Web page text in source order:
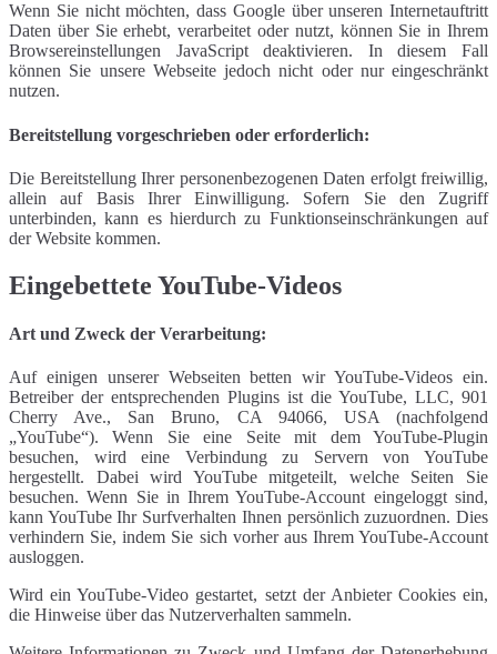
Wenn Sie nicht möchten, dass Google über unseren Internetauftritt
Daten über Sie erhebt, verarbeitet oder nutzt, können Sie in Ihrem
Browsereinstellungen JavaScript deaktivieren. In diesem Fall
können Sie unsere Webseite jedoch nicht oder nur eingeschränkt
nutzen.
Bereitstellung vorgeschrieben oder erforderlich:
Die Bereitstellung Ihrer personenbezogenen Daten erfolgt freiwillig,
allein auf Basis Ihrer Einwilligung. Sofern Sie den Zugriff
unterbinden, kann es hierdurch zu Funktionseinschränkungen auf
der Website kommen.
Eingebettete YouTube-Videos
Art und Zweck der Verarbeitung:
Auf einigen unserer Webseiten betten wir YouTube-Videos ein.
Betreiber der entsprechenden Plugins ist die YouTube, LLC, 901
Cherry Ave., San Bruno, CA 94066, USA (nachfolgend
„YouTube“). Wenn Sie eine Seite mit dem YouTube-Plugin
besuchen, wird eine Verbindung zu Servern von YouTube
hergestellt. Dabei wird YouTube mitgeteilt, welche Seiten Sie
besuchen. Wenn Sie in Ihrem YouTube-Account eingeloggt sind,
kann YouTube Ihr Surfverhalten Ihnen persönlich zuzuordnen. Dies
verhindern Sie, indem Sie sich vorher aus Ihrem YouTube-Account
ausloggen.
Wird ein YouTube-Video gestartet, setzt der Anbieter Cookies ein,
die Hinweise über das Nutzerverhalten sammeln.